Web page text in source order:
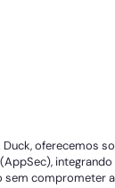
oferecemos
integrando
comprometer